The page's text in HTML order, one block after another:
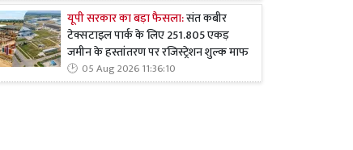
यूपी सरकार का बड़ा फैसला:संत कबीर
टेक्सटाइल पार्क के लिए 251.805 एकड़
जमीन के हस्तांतरण पर रजिस्ट्रेशन शुल्क माफ
05 Aug 2026 11:36:10